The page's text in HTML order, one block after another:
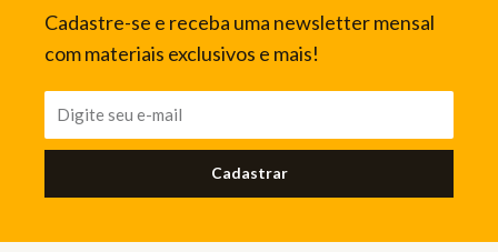
Cadastre-se e receba uma newsletter mensal
com materiais exclusivos e mais!
Cadastrar